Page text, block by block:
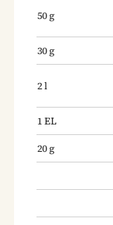
50g
30g
2l
1EL
20g